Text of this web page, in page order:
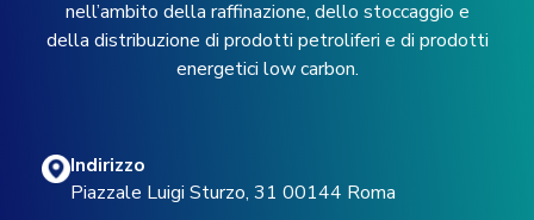
nell’ambito della raffinazione, dello stoccaggio e
della distribuzione di prodotti petroliferi e di prodotti
energetici low carbon.
Indirizzo
Piazzale Luigi Sturzo, 31 00144 Roma